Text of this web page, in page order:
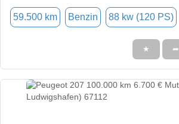
59.500 km Benzin 88 kw (120 PS)
★ ➦